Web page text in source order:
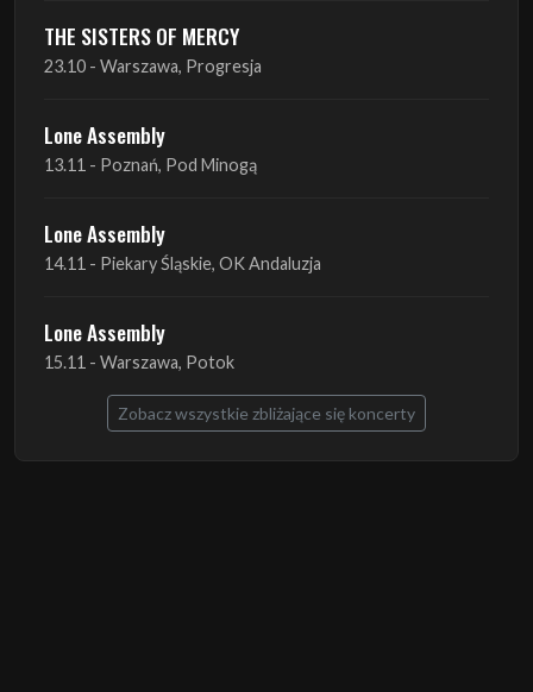
THE SISTERS OF MERCY
23.10 - Warszawa, Progresja
Lone Assembly
13.11 - Poznań, Pod Minogą
Lone Assembly
14.11 - Piekary Śląskie, OK Andaluzja
Lone Assembly
15.11 - Warszawa, Potok
Zobacz wszystkie zbliżające się koncerty